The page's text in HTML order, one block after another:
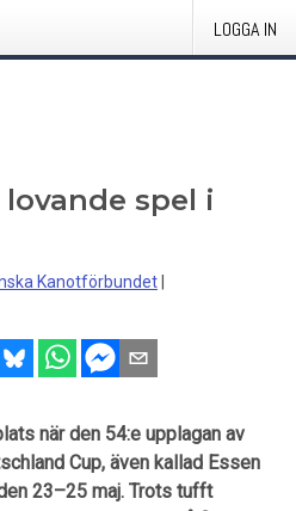
LOGGA IN
spel i
Kanotförbundet
när den 54:e upplagan av
Cup, även kallad Essen
23–25 maj. Trots tufft